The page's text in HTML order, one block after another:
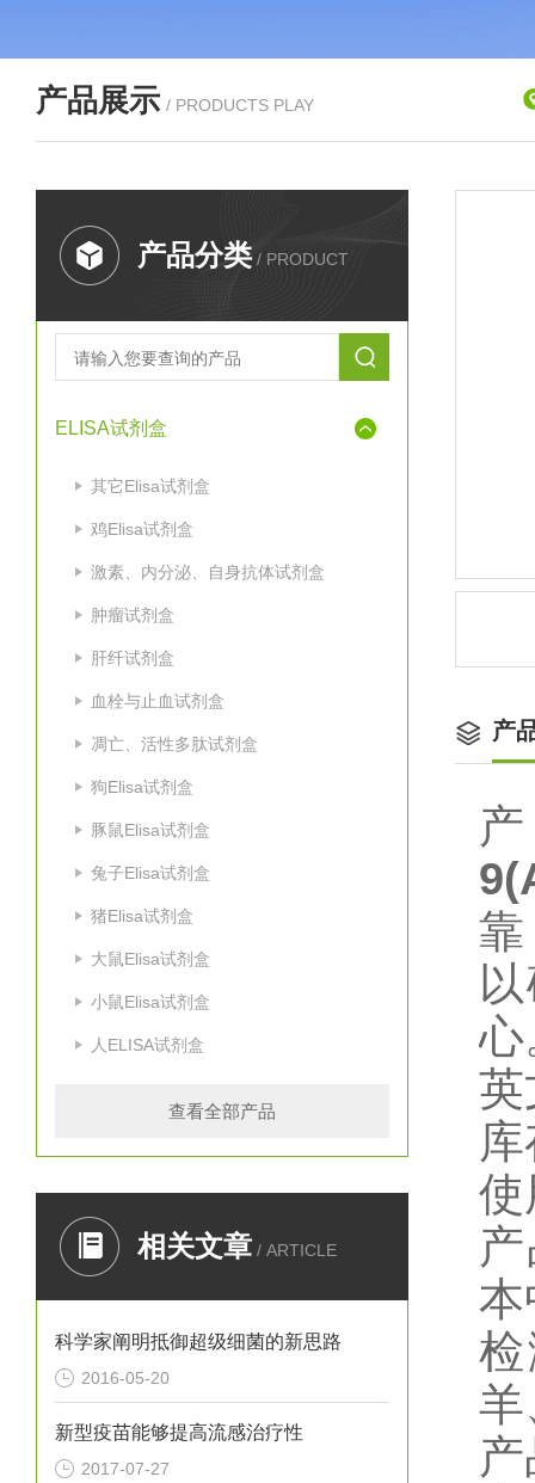
产品展示 / PRODUCTS PLAY
产品分类 / PRODUCT
ELISA试剂盒
其它Elisa试剂盒
鸡Elisa试剂盒
激素、内分泌、自身抗体试剂盒
肿瘤试剂盒
肝纤试剂盒
血栓与止血试剂盒
凋亡、活性多肽试剂盒
狗Elisa试剂盒
豚鼠Elisa试剂盒
兔子Elisa试剂盒
猪Elisa试剂盒
大鼠Elisa试剂盒
小鼠Elisa试剂盒
人ELISA试剂盒
查看全部产品
相关文章 / ARTICLE
科学家阐明抵御超级细菌的新思路
2016-05-20
新型疫苗能够提高流感治疗性
2017-07-27
产
心
英
使
本
羊